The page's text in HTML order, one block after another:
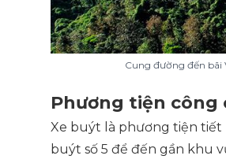
Cung đường đến bãi
Phương tiện công
Xe buýt là phương tiện tiết
buýt số 5 để đến gần khu